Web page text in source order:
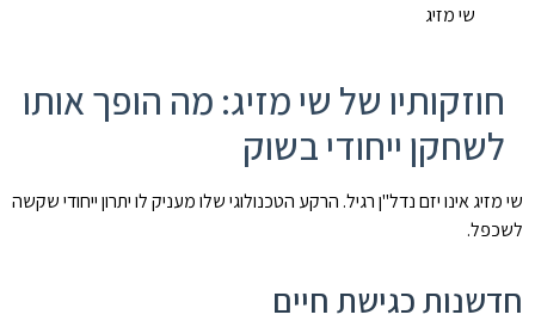
שי מזיג
חוזקותיו של שי מזיג: מה הופך אותו
לשחקן ייחודי בשוק
שי מזיג אינו יזם נדל"ן רגיל. הרקע הטכנולוגי שלו מעניק לו יתרון ייחודי שקשה
לשכפל.
חדשנות כגישת חיים